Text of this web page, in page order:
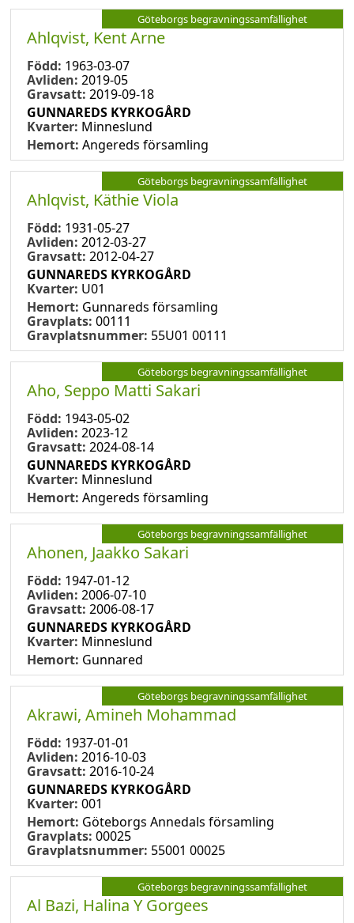
Göteborgs begravningssamfällighet
Ahlqvist, Kent Arne
Född: 1963-03-07
Avliden: 2019-05
Gravsatt: 2019-09-18
GUNNAREDS KYRKOGÅRD
Kvarter: Minneslund
Hemort: Angereds församling
Göteborgs begravningssamfällighet
Ahlqvist, Käthie Viola
Född: 1931-05-27
Avliden: 2012-03-27
Gravsatt: 2012-04-27
GUNNAREDS KYRKOGÅRD
Kvarter: U01
Hemort: Gunnareds församling
Gravplats: 00111
Gravplatsnummer: 55U01 00111
Göteborgs begravningssamfällighet
Aho, Seppo Matti Sakari
Född: 1943-05-02
Avliden: 2023-12
Gravsatt: 2024-08-14
GUNNAREDS KYRKOGÅRD
Kvarter: Minneslund
Hemort: Angereds församling
Göteborgs begravningssamfällighet
Ahonen, Jaakko Sakari
Född: 1947-01-12
Avliden: 2006-07-10
Gravsatt: 2006-08-17
GUNNAREDS KYRKOGÅRD
Kvarter: Minneslund
Hemort: Gunnared
Göteborgs begravningssamfällighet
Akrawi, Amineh Mohammad
Född: 1937-01-01
Avliden: 2016-10-03
Gravsatt: 2016-10-24
GUNNAREDS KYRKOGÅRD
Kvarter: 001
Hemort: Göteborgs Annedals församling
Gravplats: 00025
Gravplatsnummer: 55001 00025
Göteborgs begravningssamfällighet
Al Bazi, Halina Y Gorgees